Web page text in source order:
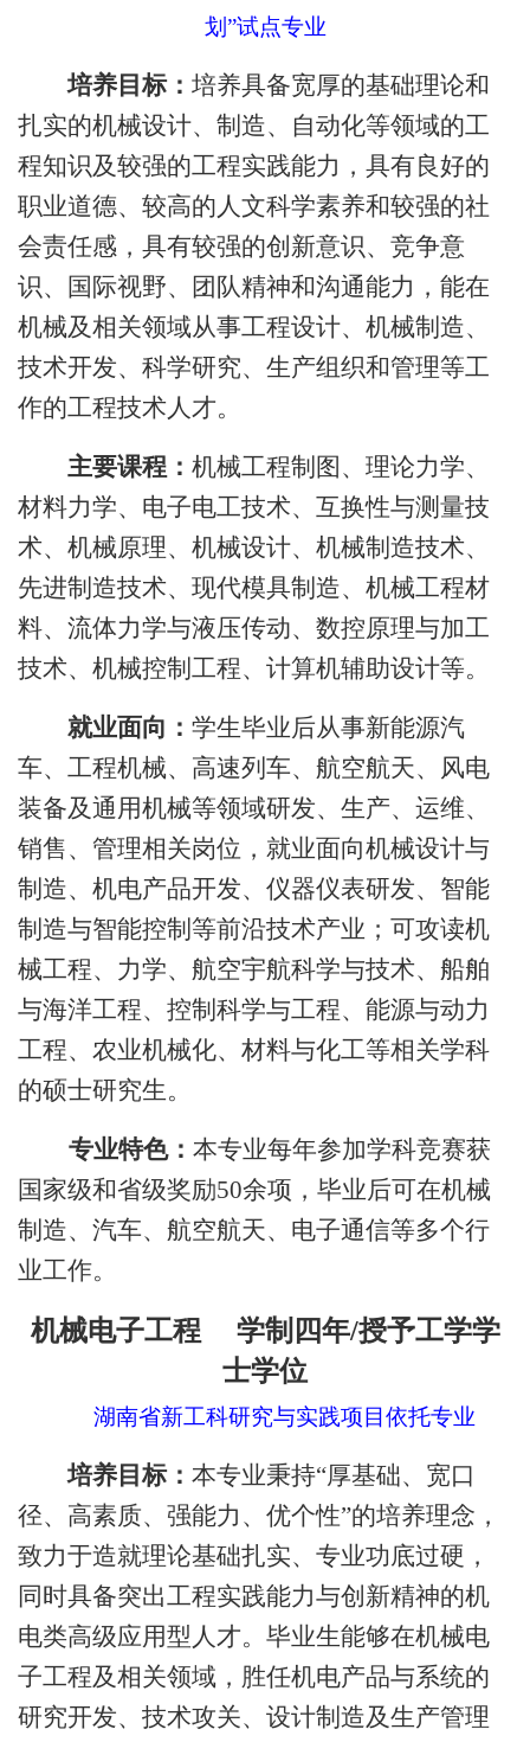
划”试点专业
培养目标： 培养具备宽厚的基础理论和
扎实的机械设计、制造、自动化等领域的工
程知识及较强的工程实践能力，具有良好的
职业道德、较高的人文科学素养和较强的社
会责任感，具有较强的创新意识、竞争意
识、国际视野、团队精神和沟通能力，能在
机械及相关领域从事工程设计、机械制造、
技术开发、科学研究、生产组织和管理等工
作的工程技术人才。
主要课程 ： 机械工程制图、理论力学、
材料力学、电子电工技术、互换性与测量技
术、机械原理、机械设计、机械制造技术、
先进制造技术、现代模具制造、机械工程材
料、流体力学与液压传动、数控原理与加工
技术、机械控制工程、计算机辅助设计等。
就业面向 ： 学生毕业后从事新能源汽
车、工程机械、高速列车、航空航天、风电
装备及通用机械等领域研发、生产、运维、
销售、管理相关岗位，就业面向机械设计与
制造、机电产品开发、仪器仪表研发、智能
制造与智能控制等前沿技术产业；可攻读机
械工程、力学、航空宇航科学与技术、船舶
与海洋工程、控制科学与工程、能源与动力
工程、农业机械化、材料与化工等相关学科
的硕士研究生。
专业特色： 本专业每年参加学科竞赛获
国家级和省级奖励50余项 ， 毕业后可在机械
制造、汽车、航空航天、电子通信等多个行
业工作。
机械电子工程 学制四年/授予工学学
士学位
湖南省新工科研究与实践项目依托专业
培养目标： 本专业秉持“厚基础、宽口
径、高素质、强能力、优个性”的培养理念，
致力于造就理论基础扎实、专业功底过硬，
同时具备突出工程实践能力与创新精神的机
电类高级应用型人才。毕业生能够在机械电
子工程及相关领域，胜任机电产品与系统的
研究开发、技术攻关、设计制造及生产管理